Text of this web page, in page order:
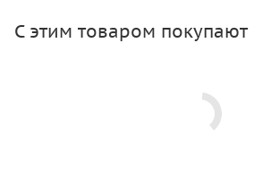
С этим товаром покупают